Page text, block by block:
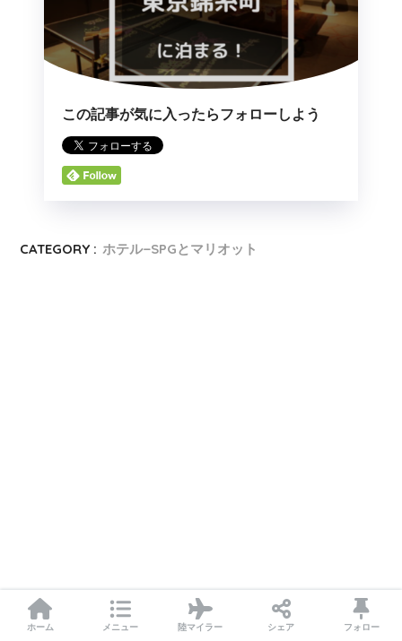
この記事が気に入ったらフォローしよう
CATEGORY : ホテル−SPGとマリオット
ホーム メニュー 陸マイラー シェア フォロー